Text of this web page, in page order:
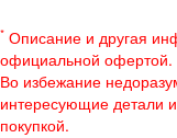
* Описание и другая
официальной офертой.
Во избежание
интересующие детали
покупкой.